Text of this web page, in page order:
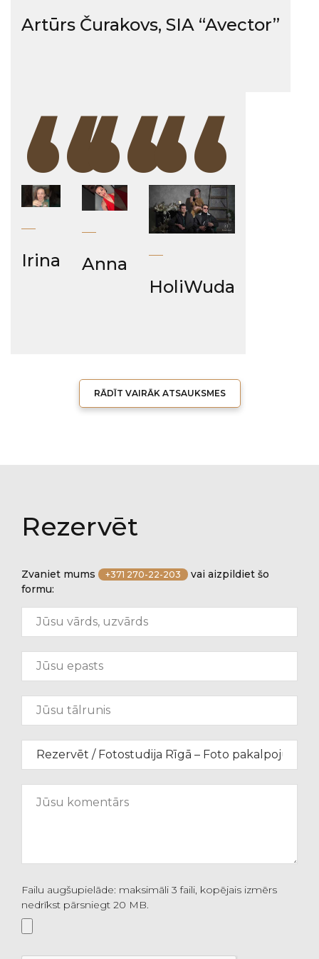
Artūrs Čurakovs, SIA “Avector”
“
Irina “
Anna “
HoliWuda
RĀDĪT VAIRĀK ATSAUKSMES
Rezervēt
Zvaniet mums +371 270-22-203
vai aizpildiet šo
formu:
Failu augšupielāde: maksimāli 3 faili, kopējais izmērs
nedrīkst pārsniegt 20 MB.